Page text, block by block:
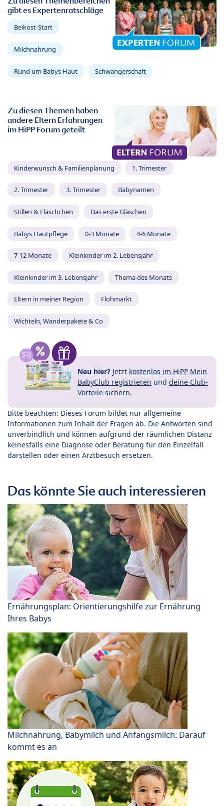
gibt es Expertenratschläge
Beikost-Start
Milchnahrung
Rund um Babys Haut Schwangerschaft
Zu diesen Themen haben
andere Eltern Erfahrungen
im HiPP Forum geteilt
Kinderwunsch & Familienplanung 1. Trimester
2. Trimester 3. Trimester Babynamen
Stillen & Fläschchen Das erste Gläschen
Babys Hautpflege 0-3 Monate 4-6 Monate
7-12 Monate Kleinkinder im 2. Lebensjahr
Kleinkinder im 3. Lebensjahr Thema des Monats
Eltern in meiner Region Flohmarkt
Wichteln, Wanderpakete & Co
Neu hier? Jetzt kostenlos im HiPP Mein
BabyClub registrieren und deine Club-
Vorteile sichern.
Bitte beachten: Dieses Forum bildet nur allgemeine
Informationen zum Inhalt der Fragen ab. Die Antworten sind
unverbindlich und können aufgrund der räumlichen Distanz
keinesfalls eine Diagnose oder Beratung für den Einzelfall
darstellen oder einen Arztbesuch ersetzen.
Das könnte Sie auch interessieren
Ernährungsplan: Orientierungshilfe zur Ernährung
Ihres Babys
Milchnahrung, Babymilch und Anfangsmilch: Darauf
kommt es an